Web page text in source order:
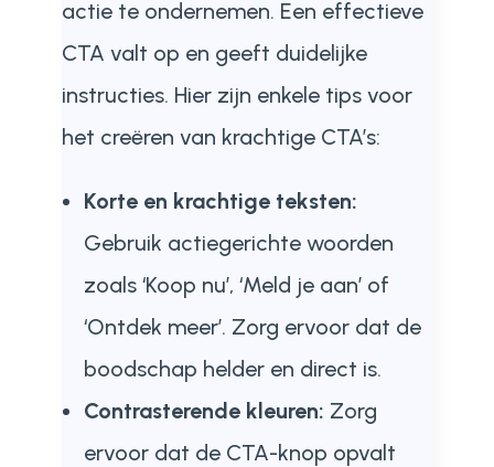
actie te ondernemen. Een effectieve
CTA valt op en geeft duidelijke
instructies. Hier zijn enkele tips voor
het creëren van krachtige CTA’s:
Korte en krachtige teksten:
Gebruik actiegerichte woorden
zoals ‘Koop nu’, ‘Meld je aan’ of
‘Ontdek meer’. Zorg ervoor dat de
boodschap helder en direct is.
Contrasterende kleuren: Zorg
ervoor dat de CTA-knop opvalt